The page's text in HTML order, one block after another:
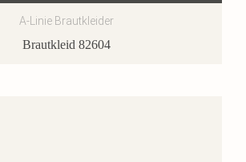
A-Linie Brautkleider
Brautkleid 82604